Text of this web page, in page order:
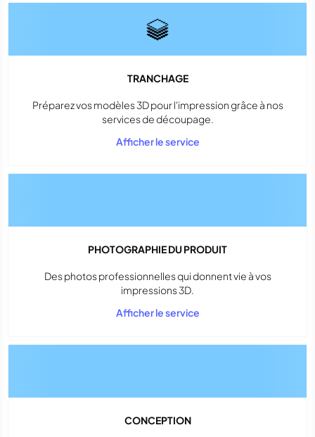
TRANCHAGE
Préparez vos modèles 3D pour l'impression grâce à nos
services de découpage.
Afficher le service
PHOTOGRAPHIE DU PRODUIT
Des photos professionnelles qui donnent vie à vos
impressions 3D.
Afficher le service
CONCEPTION